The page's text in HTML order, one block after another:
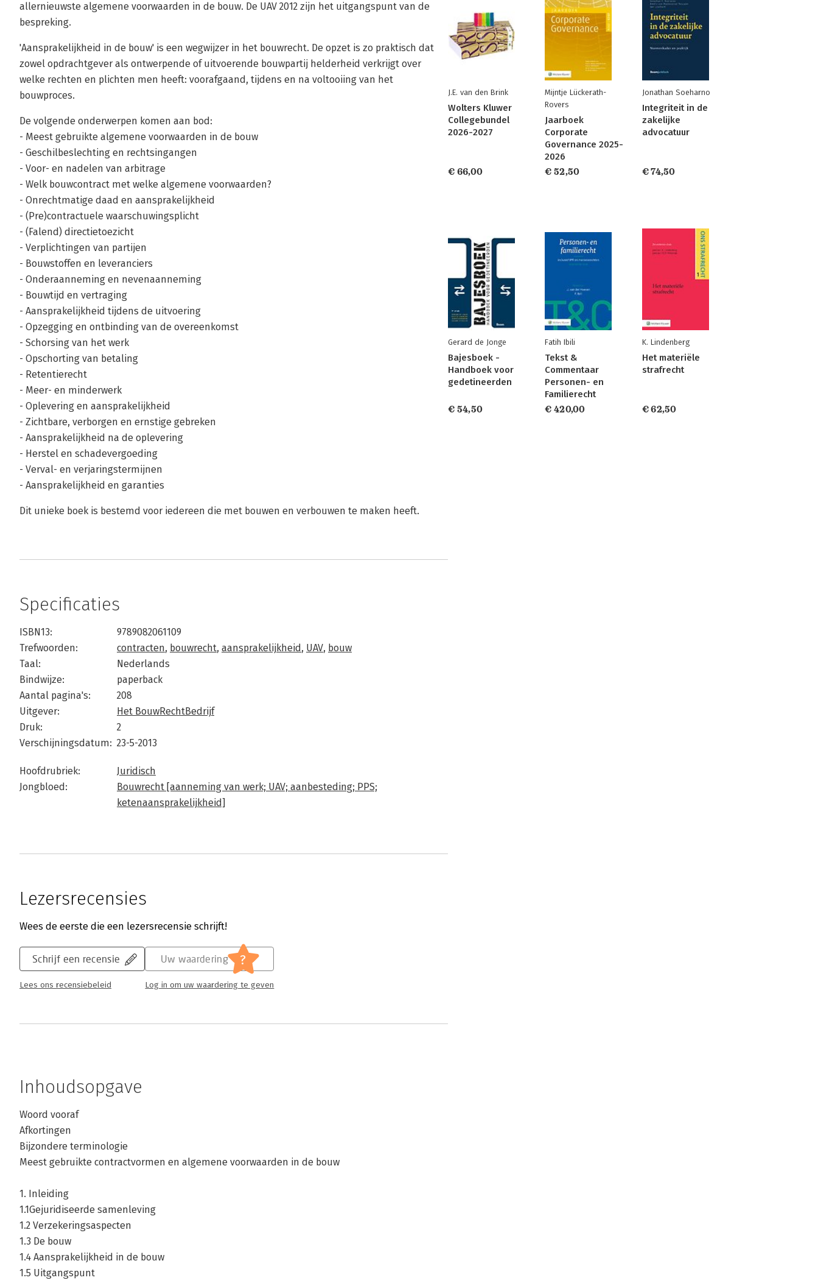
allernieuwste algemene voorwaarden in de bouw. De UAV 2012 zijn het uitgangspunt van de
bespreking.
'Aansprakelijkheid in de bouw' is een wegwijzer in het bouwrecht. De opzet is zo praktisch dat
zowel opdrachtgever als ontwerpende of uitvoerende bouwpartij helderheid verkrijgt over
welke rechten en plichten men heeft: voorafgaand, tijdens en na voltooiing van het
bouwproces.
De volgende onderwerpen komen aan bod:
- Meest gebruikte algemene voorwaarden in de bouw
- Geschilbeslechting en rechtsingangen
- Voor- en nadelen van arbitrage
- Welk bouwcontract met welke algemene voorwaarden?
- Onrechtmatige daad en aansprakelijkheid
- (Pre)contractuele waarschuwingsplicht
- (Falend) directietoezicht
- Verplichtingen van partijen
- Bouwstoffen en leveranciers
- Onderaanneming en nevenaanneming
- Bouwtijd en vertraging
- Aansprakelijkheid tijdens de uitvoering
- Opzegging en ontbinding van de overeenkomst
- Schorsing van het werk
- Opschorting van betaling
- Retentierecht
- Meer- en minderwerk
- Oplevering en aansprakelijkheid
- Zichtbare, verborgen en ernstige gebreken
- Aansprakelijkheid na de oplevering
- Herstel en schadevergoeding
- Verval- en verjaringstermijnen
- Aansprakelijkheid en garanties
Dit unieke boek is bestemd voor iedereen die met bouwen en verbouwen te maken heeft.
Specificaties
ISBN13:
9789082061109
Trefwoorden:
contracten, bouwrecht, aansprakelijkheid, UAV, bouw
Taal:
Nederlands
Bindwijze:
paperback
Aantal pagina's:
208
Uitgever:
Het BouwRechtBedrijf
Druk:
2
Verschijningsdatum: 23-5-2013
Hoofdrubriek:
Juridisch
Jongbloed:
Bouwrecht [aanneming van werk; UAV; aanbesteding; PPS;
ketenaansprakelijkheid]
Lezersrecensies
Wees de eerste die een lezersrecensie schrijft!
Schrijf een recensie
Lees ons recensiebeleid
Uw waardering ?
Log in om uw waardering te geven
Inhoudsopgave
Woord vooraf
Afkortingen
Bijzondere terminologie
Meest gebruikte contractvormen en algemene voorwaarden in de bouw
1. Inleiding
1.1Gejuridiseerde samenleving
1.2 Verzekeringsaspecten
1.3 De bouw
1.4 Aansprakelijkheid in de bouw
1.5 Uitgangspunt
J.E. van den Brink
Wolters Kluwer
Collegebundel
2026-2027
€ 66,00
Mijntje Lückerath-
Rovers
Jaarboek
Corporate
Governance 2025-
2026
€ 52,50
Jonathan Soeharno
Integriteit in de
zakelijke
advocatuur
€ 74,50
Gerard de Jonge
Bajesboek -
Handboek voor
gedetineerden
€ 54,50
Fatih Ibili
Tekst &
Commentaar
Personen- en
Familierecht
€ 420,00
K. Lindenberg
Het materiële
strafrecht
€ 62,50